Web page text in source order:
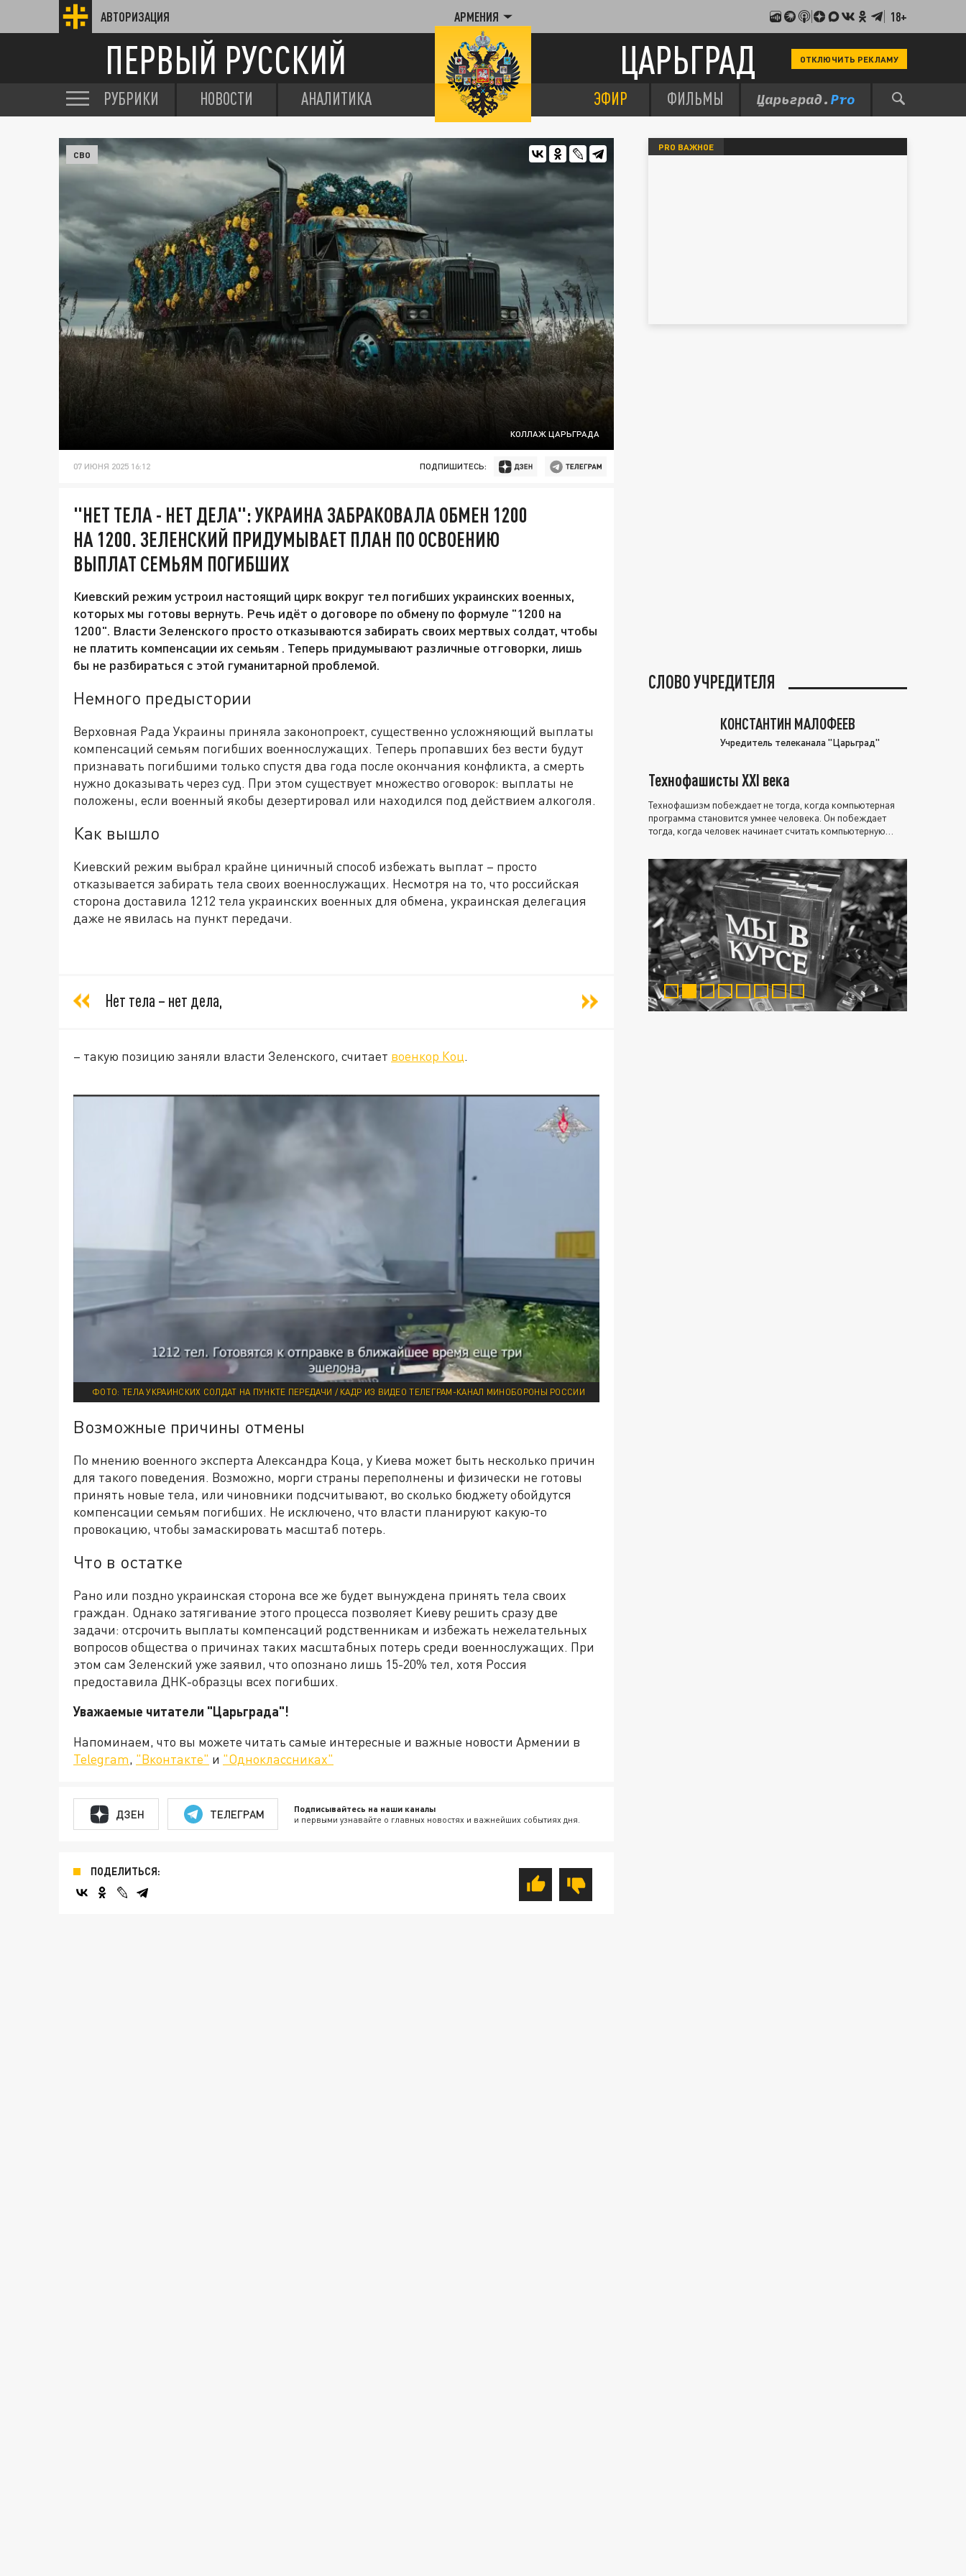
АВТОРИЗАЦИЯ АРМЕНИЯ 18+
ПЕРВЫЙ РУССКИЙ ЦАРЬГРАД ОТКЛЮЧИТЬ РЕКЛАМУ
РУБРИКИ НОВОСТИ АНАЛИТИКА ЭФИР ФИЛЬМЫ
КОЛЛАЖ ЦАРЬГРАДА
СВО
07 ИЮНЯ 2025 16:12 ПОДПИШИТЕСЬ:
"НЕТ ТЕЛА - НЕТ ДЕЛА": УКРАИНА ЗАБРАКОВАЛА ОБМЕН 1200
НА 1200. ЗЕЛЕНСКИЙ ПРИДУМЫВАЕТ ПЛАН ПО ОСВОЕНИЮ
ВЫПЛАТ СЕМЬЯМ ПОГИБШИХ
Киевский режим устроил настоящий цирк вокруг тел погибших украинских военных,
которых мы готовы вернуть. Речь идёт о договоре по обмену по формуле "1200 на
1200". Власти Зеленского просто отказываются забирать своих мертвых солдат, чтобы
не платить компенсации их семьям . Теперь придумывают различные отговорки, лишь
бы не разбираться с этой гуманитарной проблемой.
Немного предыстории
Верховная Рада Украины приняла законопроект, существенно усложняющий выплаты
компенсаций семьям погибших военнослужащих. Теперь пропавших без вести будут
признавать погибшими только спустя два года после окончания конфликта, а смерть
нужно доказывать через суд. При этом существует множество оговорок: выплаты не
положены, если военный якобы дезертировал или находился под действием алкоголя.
Как вышло
Киевский режим выбрал крайне циничный способ избежать выплат – просто
отказывается забирать тела своих военнослужащих. Несмотря на то, что российская
сторона доставила 1212 тела украинских военных для обмена, украинская делегация
даже не явилась на пункт передачи.
Нет тела – нет дела,
– такую позицию заняли власти Зеленского, считает военкор Коц.
ФОТО: ТЕЛА УКРАИНСКИХ СОЛДАТ НА ПУНКТЕ ПЕРЕДАЧИ / КАДР ИЗ ВИДЕО ТЕЛЕГРАМ-КАНАЛ МИНОБОРОНЫ РОССИИ
Возможные причины отмены
По мнению военного эксперта Александра Коца, у Киева может быть несколько причин
для такого поведения. Возможно, морги страны переполнены и физически не готовы
принять новые тела, или чиновники подсчитывают, во сколько бюджету обойдутся
компенсации семьям погибших. Не исключено, что власти планируют какую-то
провокацию, чтобы замаскировать масштаб потерь.
Что в остатке
Рано или поздно украинская сторона все же будет вынуждена принять тела своих
граждан. Однако затягивание этого процесса позволяет Киеву решить сразу две
задачи: отсрочить выплаты компенсаций родственникам и избежать нежелательных
вопросов общества о причинах таких масштабных потерь среди военнослужащих. При
этом сам Зеленский уже заявил, что опознано лишь 15-20% тел, хотя Россия
предоставила ДНК-образцы всех погибших.
Уважаемые читатели "Царьграда"!
Напоминаем, что вы можете читать самые интересные и важные новости Армении в
Telegram, "Вконтакте" и "Одноклассниках"
ДЗЕН ТЕЛЕГРАМ Подписывайтесь на наши каналы
и первыми узнавайте о главных новостях и важнейших событиях дня.
ПОДЕЛИТЬСЯ:
PRO ВАЖНОЕ
СЛОВО УЧРЕДИТЕЛЯ
КОНСТАНТИН МАЛОФЕЕВ
Учредитель телеканала "Царьград"
Технофашисты XXI века
Технофашизм побеждает не тогда, когда компьютерная
программа становится умнее человека. Он побеждает
тогда, когда человек начинает считать компьютерную